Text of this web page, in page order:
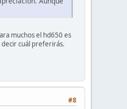
muchos el hd650 es
cuál preferirás.
#8